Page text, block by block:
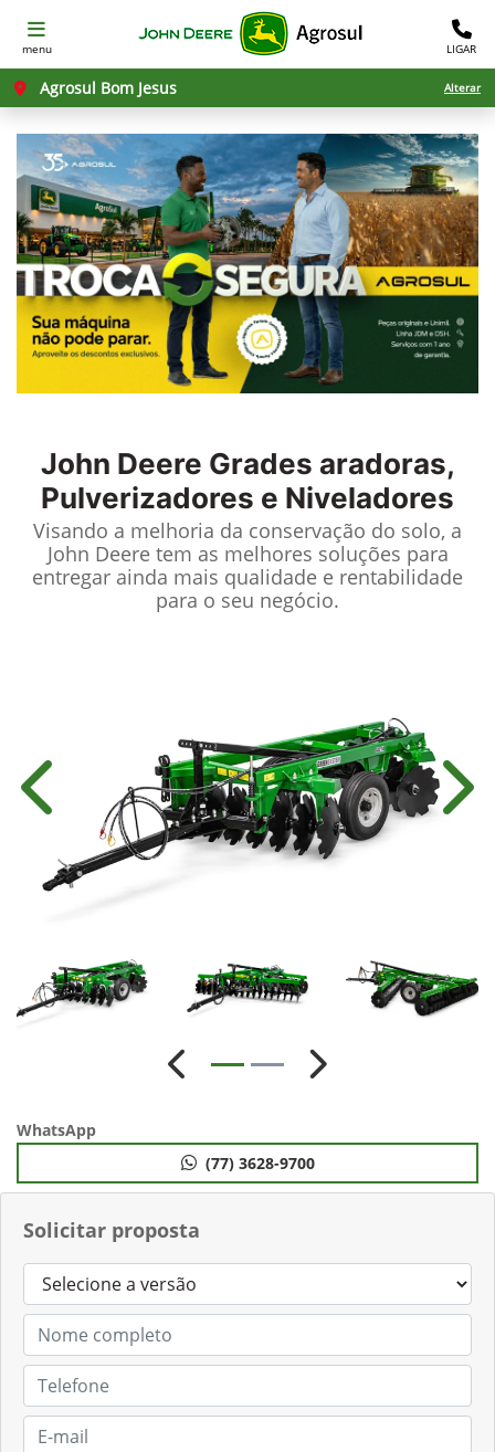
menu LIGAR
Agrosul Bom Jesus Alterar
John Deere Grades aradoras,
Pulverizadores e Niveladores
Visando a melhoria da conservação do solo, a
John Deere tem as melhores soluções para
entregar ainda mais qualidade e rentabilidade
para o seu negócio.
Solicitar proposta
Anterior
Anterior Próximo
WhatsApp
(77) 3628-9700